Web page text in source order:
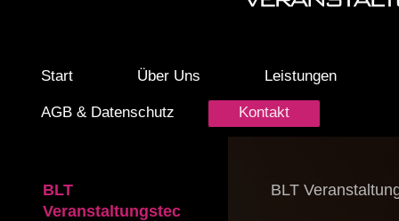
Start Über Uns Leistungen
AGB & Datenschutz Kontakt
BLT
BLT
Veranstaltungstec